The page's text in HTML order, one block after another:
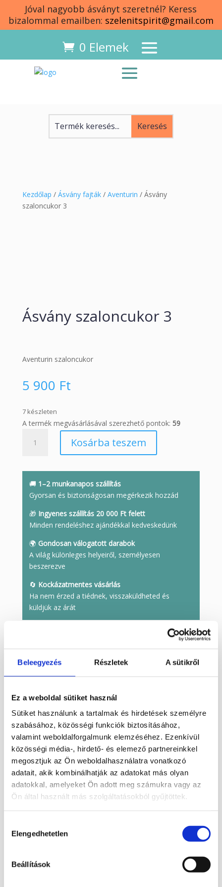
Beleegyezés Részletek A sütikről
Ez a weboldal sütiket használ
Sütiket használunk a tartalmak és hirdetések személyre
szabásához, közösségi funkciók biztosításához,
valamint weboldalforgalmunk elemzéséhez. Ezenkívül
közösségi média-, hirdető- és elemező partnereinkkel
megosztjuk az Ön weboldalhasználatra vonatkozó
adatait, akik kombinálhatják az adatokat más olyan
adatokkal, amelyeket Ön adott meg számukra vagy az
Ön által használt más szolgáltatásokból gyűjtöttek.
kiválasztása
Elengedhetetlen
Beállítások
Jóval nagyobb ásványt szeretnél? Keress
bizalommal emailben: szelenitspirit@gmail.com
0 Elemek
Kezdőlap / Ásvány fajták/ Aventurin / Ásvány
szaloncukor 3
Ásvány szaloncukor 3
Aventurin szaloncukor
5 900 Ft
7 készleten
A termék megvásárlásával szerezhető pontok: 59
szaloncukor
Kosárba teszem
🚚 1–2 munkanapos szállítás
Gyorsan és biztonságosan megérkezik hozzád
🎁 Ingyenes szállítás 20 000 Ft felett
Minden rendeléshez ajándékkal kedveskedünk
🌍 Gondosan válogatott darabok
A világ különleges helyeiről, személyesen
beszerezve
🔄 Kockázatmentes vásárlás
Ha nem érzed a tiédnek, visszaküldheted és
küldjük az árát
Alkalom, ünnep
Címkék:ásvány aventurin,szaloncukor
Leírás
Ásvány szaloncukor, 3 db aventurin
ásványból.
Mérete: 4,8 x 2,5
Kapcsolódó termékek
Érdekelhetnek még…
Kapcsolódó termékek